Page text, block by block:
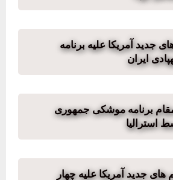
جدید آمریکا علیه برنامه
ایران
برنامه موشکی جمهوری
استرالیا
های جدید آمریکا علیه چهار